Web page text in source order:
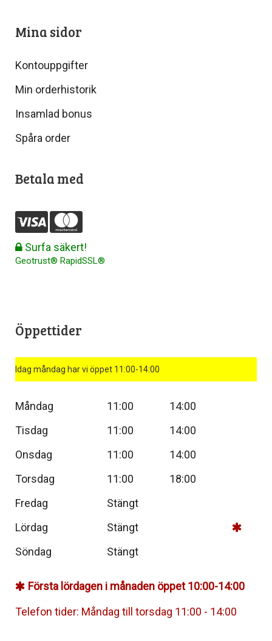
Mina sidor
Kontouppgifter
Min orderhistorik
Insamlad bonus
Spåra order
Betala med
Surfa säkert!
Geotrust® RapidSSL®
Öppettider
Idag måndag har vi öppet 11:00-14:00
Måndag 11:00
14:00
Tisdag
11:00
14:00
Onsdag
11:00
14:00
Torsdag
11:00
18:00
Fredag
Stängt
Lördag
Stängt
Söndag
Stängt
Första lördagen i månaden öppet 10:00-14:00
Telefon tider: Måndag till torsdag 11:00 - 14:00